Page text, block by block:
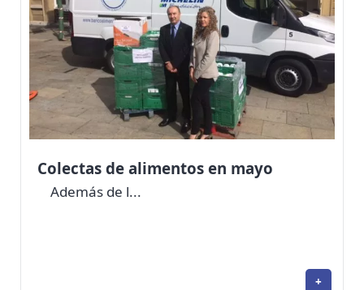
Colectas de alimentos en mayo
Además de l...
+